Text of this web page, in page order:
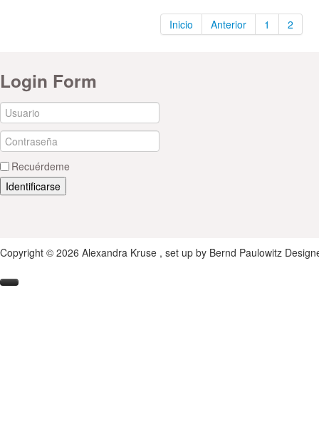
Inicio Anterior 1 2
Login Form
Recuérdeme
Identificarse
Copyright © 2026 Alexandra Kruse , set up by Bernd Paulowitz